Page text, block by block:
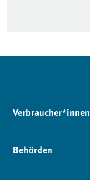
Verbraucher*innen
Behörden